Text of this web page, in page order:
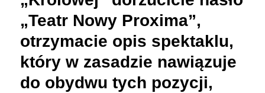
„Teatr Nowy Proxima”,
otrzymacie opis spektaklu,
który w zasadzie nawiązuje
do obydwu tych pozycji,